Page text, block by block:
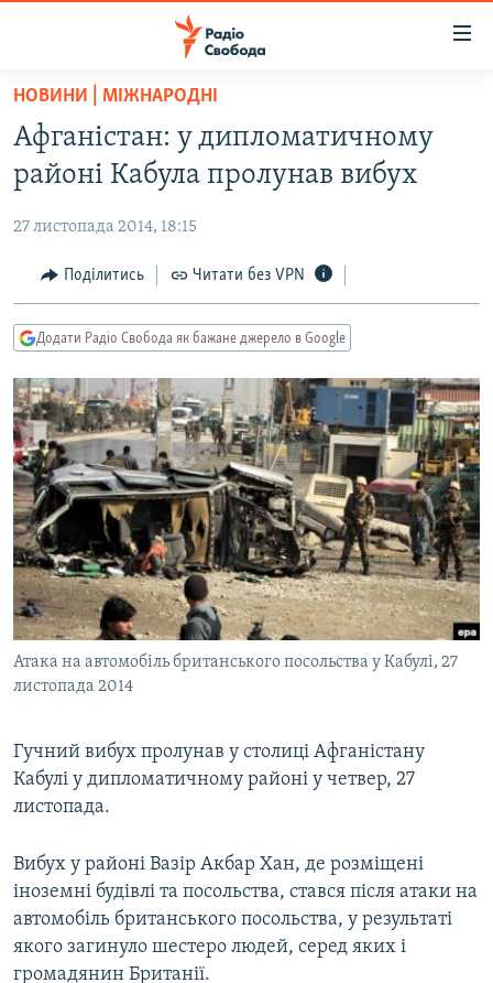
Перейти
основного
матеріалу
Перейти
до
навігації
Перейти
до
РАДІО СВОБОДА – 70 РОКІВ
ВСЕ ЗА ДОБУ
СТАТТІ
ПОЛІТИКА
ЕКОНОМІКА
КУЛЬТУРА
СПОРТ
УКРАЇНА
СВІТ
ВІЙНА
РОСІЙСЬКА «ФІЛЬТРАЦІЯ»
КРИМ.РЕАЛІЇ
ТИ ЯК?
СХЕМИ
КИТАЙ.ВИКЛИКИ
МУЛЬТИМЕДІА
ФОТО
СПЕЦПРОЄКТИ
ПОДКАСТИ
КРИМ РЕАЛІЇ
УКР
КТАТ
ДОЛУЧАЙСЯ!
НОВИНИ | МІЖНАРОДНІ
Афганістан: у дипломатичному
районі Кабула пролунав вибух
27 листопада 2014, 18:15
Поділитись Читати без VPN
Додати Радіо Свобода як бажане джерело в Google
Атака на автомобіль британського посольства у Кабулі, 27
листопада 2014
Гучний вибух пролунав у столиці Афганістану
Кабулі у дипломатичному районі у четвер, 27
листопада.
Вибух у районі Вазір Акбар Хан, де розміщені
іноземні будівлі та посольства, стався після атаки на
автомобіль британського посольства, у результаті
якого загинуло шестеро людей, серед яких і
громадянин Британії.